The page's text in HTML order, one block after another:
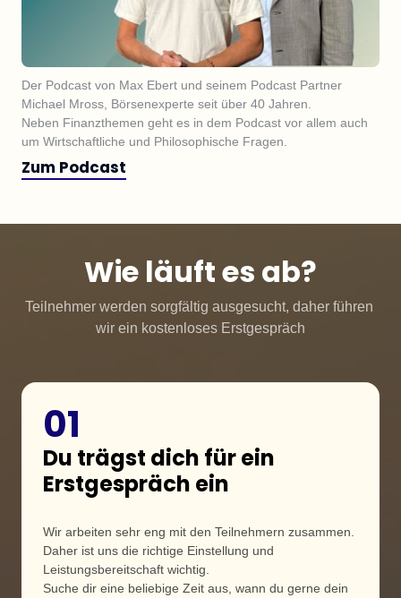
Der Podcast von Max Ebert und seinem Podcast Partner
Michael Mross, Börsenexperte seit über 40 Jahren.
Neben Finanzthemen geht es in dem Podcast vor allem auch
um Wirtschaftliche und Philosophische Fragen.
Zum Podcast
Wie läuft es ab?
Teilnehmer werden sorgfältig ausgesucht, daher führen
wir ein kostenloses Erstgespräch
01
Du trägst dich für ein
Erstgespräch ein
Wir arbeiten sehr eng mit den Teilnehmern zusammen.
Daher ist uns die richtige Einstellung und
Leistungsbereitschaft wichtig.
Suche dir eine beliebige Zeit aus, wann du gerne dein